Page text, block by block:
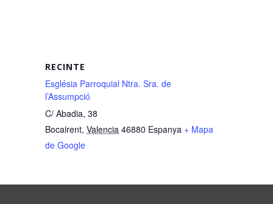
RECINTE
Església Parroquial Ntra. Sra. de
l’Assumpció
C/ Abadia, 38
Bocairent, Valencia 46880 Espanya + Mapa
de Google